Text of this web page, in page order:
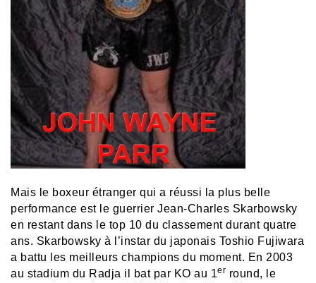
Mais le boxeur étranger qui a réussi la plus belle
performance est le guerrier Jean-Charles Skarbowsky
en restant dans le top 10 du classement durant quatre
ans. Skarbowsky à l’instar du japonais Toshio Fujiwara
a battu les meilleurs champions du moment. En 2003
au stadium du Radja il bat par KO au 1er round, le